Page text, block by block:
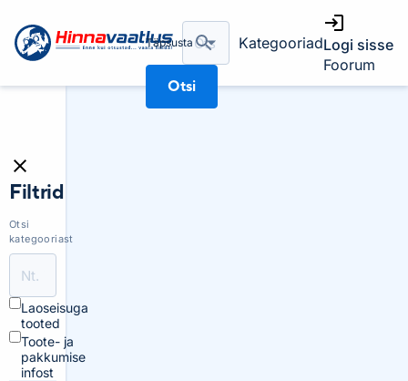
Täpsusta
Otsi
KategooriadLogi sisse
Foorum
Filtrid
Otsi
kategooriast
Laoseisuga
tooted
Toote- ja
pakkumise
infost